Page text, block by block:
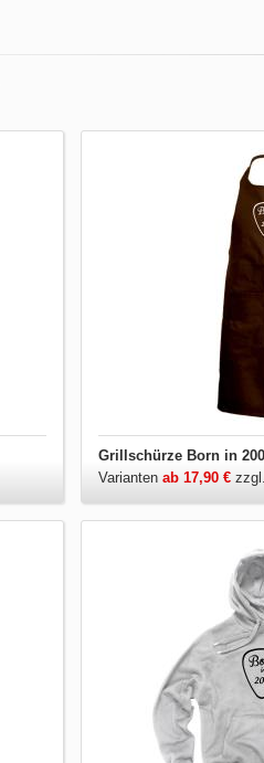
Grillschürze Born in
Varianten ab 17,90 €zzgl.